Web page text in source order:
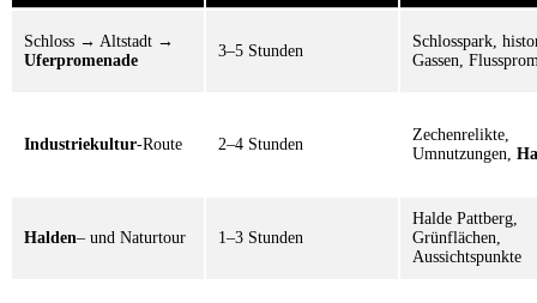
Schloss → Altstadt →
Uferpromenade
3–5 Stunden
Schlosspark,
Gassen,
Industriekultur-Route 2–4 Stunden
Zechenrelikte,
Umnutzungen,
Halden– und Naturtour 1–3 Stunden
Halde Pattberg,
Grünflächen,
Aussichtspunkte